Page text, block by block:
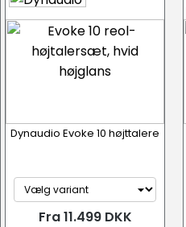
Dynaudio Evoke 10 højttalere
Fra 11.499 DKK